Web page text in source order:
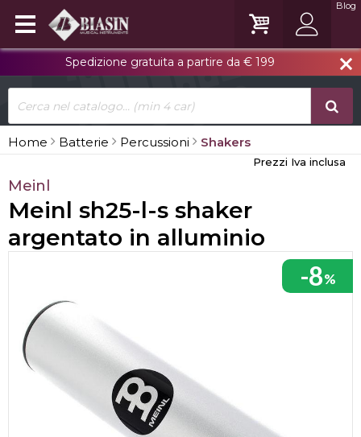
close
Spedizione gratuita a partire da € 199
Blog
Home Batterie Percussioni Shakers
Prezzi Iva inclusa
Meinl
Meinl sh25-l-s shaker
argentato in alluminio
-8%